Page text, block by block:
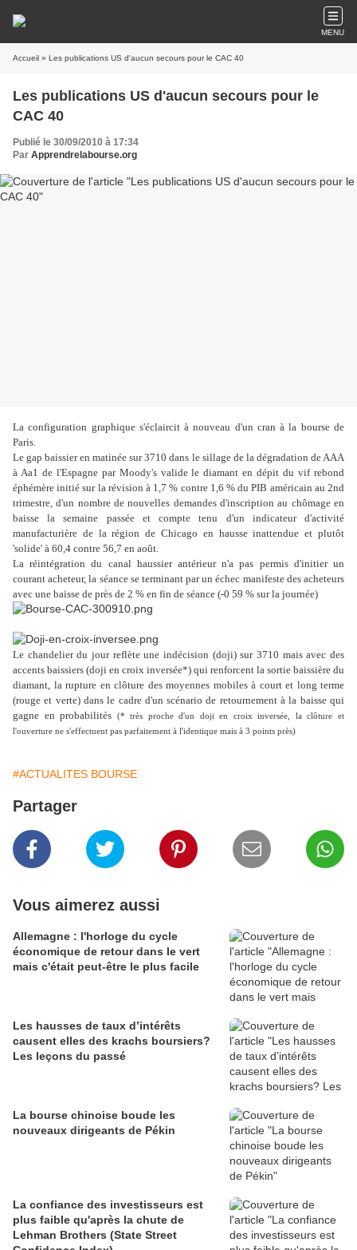
MENU
Accueil » Les publications US d'aucun secours pour le CAC 40
Les publications US d'aucun secours pour le
CAC 40
Publié le 30/09/2010 à 17:34
Par Apprendrelabourse.org
La configuration graphique s'éclaircit à nouveau d'un cran à la bourse de
Paris.
Le gap baissier en matinée sur 3710 dans le sillage de la dégradation de AAA
à Aa1 de l'Espagne par Moody's valide le diamant en dépit du vif rebond
éphémère initié sur la révision à 1,7 % contre 1,6 % du PIB américain au 2nd
trimestre, d'un nombre de nouvelles demandes d'inscription au chômage en
baisse la semaine passée et compte tenu d'un indicateur d'activité
manufacturière de la région de Chicago en hausse inattendue et plutôt
'solide' à 60,4 contre 56,7 en août.
La réintégration du canal haussier antérieur n'a pas permis d'initier un
courant acheteur, la séance se terminant par un échec manifeste des acheteurs
avec une baisse de près de 2 % en fin de séance (-0 59 % sur la journée)
Le chandelier du jour reflète une indécision (doji) sur 3710 mais avec des
accents baissiers (doji en croix inversée*) qui renforcent la sortie baissière du
diamant, la rupture en clôture des moyennes mobiles à court et long terme
(rouge et verte) dans le cadre d'un scénario de retournement à la baisse qui
gagne en probabilités
(* très proche d'un doji en croix inversée, la clôture et
l'ouverture ne s'effectuent pas parfaitement à l'identique mais à 3 points près)
#ACTUALITES BOURSE
Partager
Vous aimerez aussi
Allemagne : l'horloge du cycle
économique de retour dans le vert
mais c'était peut-être le plus facile
Les hausses de taux d’intérêts
causent elles des krachs boursiers?
Les leçons du passé
La bourse chinoise boude les
nouveaux dirigeants de Pékin
La confiance des investisseurs est
plus faible qu'après la chute de
Lehman Brothers (State Street